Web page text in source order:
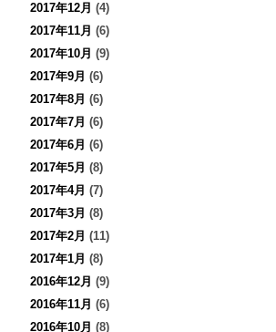
2017年12月 (4)
2017年11月 (6)
2017年10月 (9)
2017年9月 (6)
2017年8月 (6)
2017年7月 (6)
2017年6月 (6)
2017年5月 (8)
2017年4月 (7)
2017年3月 (8)
2017年2月 (11)
2017年1月 (8)
2016年12月 (9)
2016年11月 (6)
2016年10月 (8)